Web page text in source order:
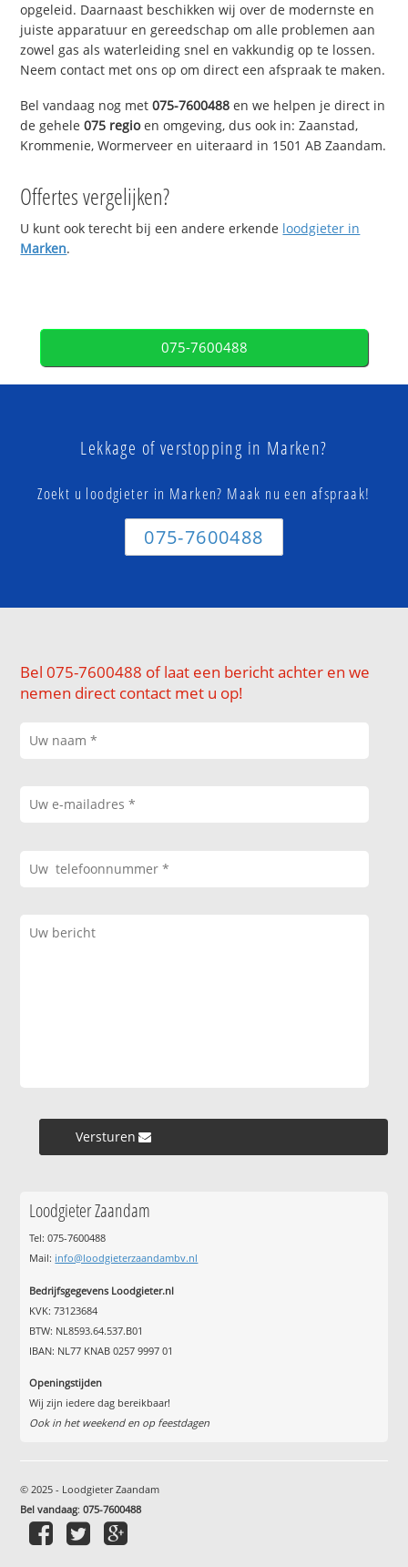
opgeleid. Daarnaast beschikken wij over de modernste en
juiste apparatuur en gereedschap om alle problemen aan
zowel gas als waterleiding snel en vakkundig op te lossen.
Neem contact met ons op om direct een afspraak te maken.
Bel vandaag nog met075-7600488 en we helpen je direct in
de gehele075 regioen omgeving, dus ook in: Zaanstad,
Krommenie, Wormerveer en uiteraard in 1501 AB Zaandam.
Offertes vergelijken?
U kunt ook terecht bij een andere erkende loodgieter in
Marken.
075-7600488
Lekkage of verstopping in Marken?
Zoekt u loodgieter in Marken? Maak nu een afspraak!
075-7600488
Bel 075-7600488 of laat een bericht achter en we
nemen direct contact met u op!
Versturen »
Loodgieter Zaandam
Tel: 075-7600488
Mail: info@loodgieterzaandambv.nl
Bedrijfsgegevens Loodgieter.nl
KVK: 73123684
BTW: NL8593.64.537.B01
IBAN: NL77 KNAB 0257 9997 01
Openingstijden
Wij zijn iedere dag bereikbaar!
Ook in het weekend en op feestdagen
© 2025 - Loodgieter Zaandam
Bel vandaag:075-7600488